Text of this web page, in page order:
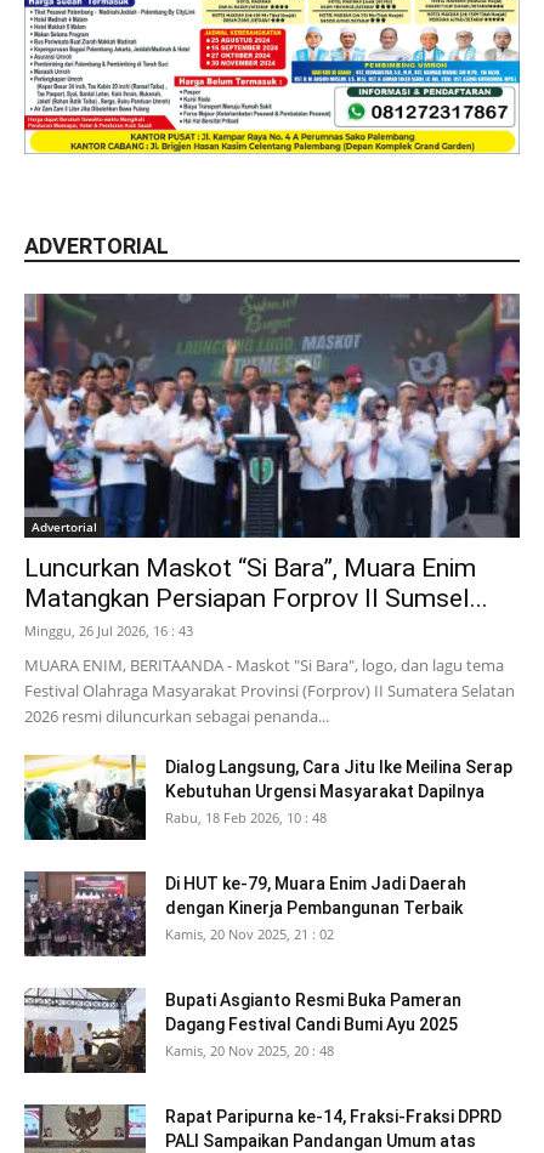
ADVERTORIAL
Advertorial
Luncurkan Maskot “Si Bara”, Muara Enim
Matangkan Persiapan Forprov II Sumsel...
Minggu, 26 Jul 2026, 16 : 43
MUARA ENIM, BERITAANDA - Maskot "Si Bara", logo, dan lagu tema
Festival Olahraga Masyarakat Provinsi (Forprov) II Sumatera Selatan
2026 resmi diluncurkan sebagai penanda...
Dialog Langsung, Cara Jitu Ike Meilina Serap
Kebutuhan Urgensi Masyarakat Dapilnya
Rabu, 18 Feb 2026, 10 : 48
Di HUT ke-79, Muara Enim Jadi Daerah
dengan Kinerja Pembangunan Terbaik
Kamis, 20 Nov 2025, 21 : 02
Bupati Asgianto Resmi Buka Pameran
Dagang Festival Candi Bumi Ayu 2025
Kamis, 20 Nov 2025, 20 : 48
Rapat Paripurna ke-14, Fraksi-Fraksi DPRD
PALI Sampaikan Pandangan Umum atas